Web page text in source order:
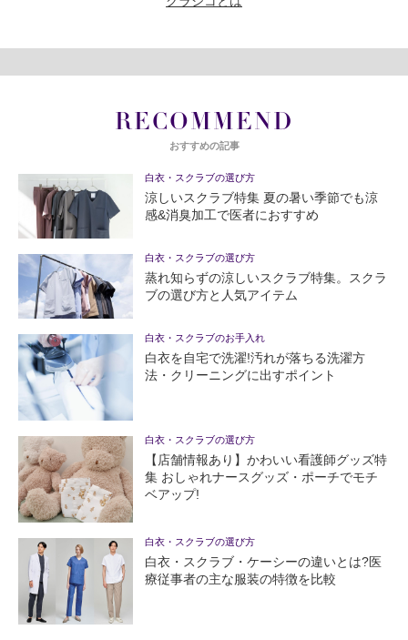
RECOMMEND
おすすめの記事
白衣・スクラブの選び方
涼しいスクラブ特集 夏の暑い季節でも涼
感&消臭加工で医者におすすめ
白衣・スクラブの選び方
蒸れ知らずの涼しいスクラブ特集。スクラ
ブの選び方と人気アイテム
白衣・スクラブのお手入れ
白衣を自宅で洗濯!汚れが落ちる洗濯方
法・クリーニングに出すポイント
白衣・スクラブの選び方
【店舗情報あり】かわいい看護師グッズ特
集 おしゃれナースグッズ・ポーチでモチ
ベアップ!
白衣・スクラブの選び方
白衣・スクラブ・ケーシーの違いとは?医
療従事者の主な服装の特徴を比較